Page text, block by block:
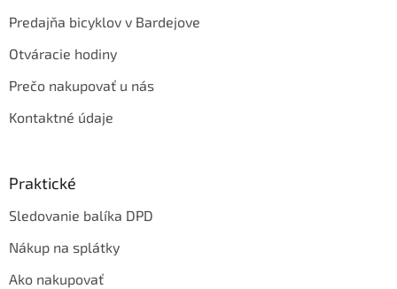
Predajňa bicyklov v Bardejove
Otváracie hodiny
Prečo nakupovať u nás
Kontaktné údaje
Praktické
Sledovanie balíka DPD
Nákup na splátky
Ako nakupovať